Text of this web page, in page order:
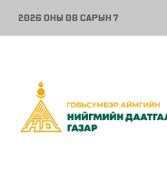
2026 ОНЫ 08 САРЫН 7